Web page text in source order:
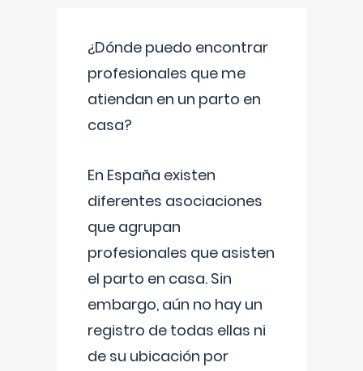
¿Dónde puedo encontrar
profesionales que me
atiendan en un parto en
casa?
En España existen
diferentes asociaciones
que agrupan
profesionales que asisten
el parto en casa. Sin
embargo, aún no hay un
registro de todas ellas ni
de su ubicación por